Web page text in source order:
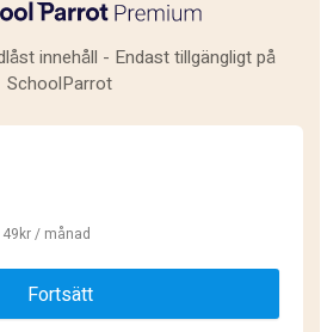
innehåll - Endast tillgängligt på
SchoolParrot
/ månad
Fortsätt